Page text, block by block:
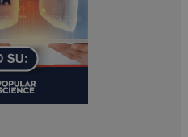
PHP.net
www.dailyhealthindustry.it